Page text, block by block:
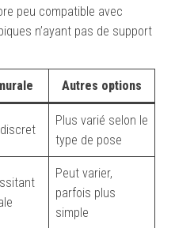
peu compatible avec
n’ayant pas de support
Autres options
Plus varié selon le
type de pose
Peut varier,
parfois plus
simple